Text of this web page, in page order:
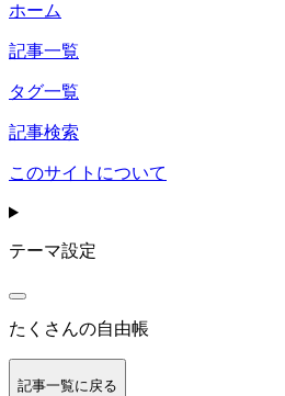
ホーム
記事一覧
タグ一覧
記事検索
このサイトについて
テーマ設定
たくさんの自由帳
記事一覧に戻る